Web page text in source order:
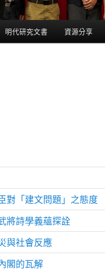
明代研究文書 資源分享
對「建文問題」之態度
將詩學義蘊探詮
與社會反應
閣的瓦解